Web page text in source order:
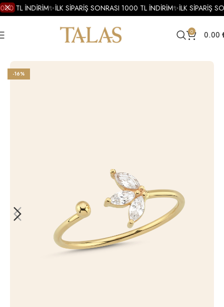
0 0.00
Altın Yüzükler Altın Minimal Yüzük
-16%
TL İNDİRİM✨İLK SİPARİŞ SONRASI 1000 TL İNDİRİM✨İLK SİPARİŞ